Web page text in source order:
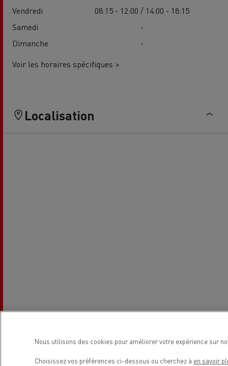
Vendredi
08:15 - 12:00 / 14:00 - 18:15
Samedi
-
Dimanche
-
Voir les horaires spécifiques >
Localisation
Nous utilisons des cookies pour améliorer votre expérience sur
Choisissez vos préférences ci-dessous ou cherchez à en savoir